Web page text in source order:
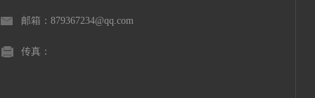
邮箱：879367234@qq.com
传真：